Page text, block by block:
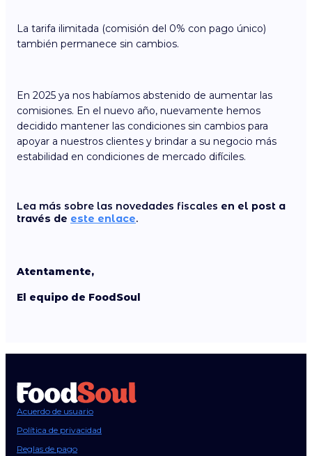
La tarifa ilimitada (comisión del 0% con pago único)
también permanece sin cambios.
En 2025 ya nos habíamos abstenido de aumentar las
comisiones. En el nuevo año, nuevamente hemos
decidido mantener las condiciones sin cambios para
apoyar a nuestros clientes y brindar a su negocio más
estabilidad en condiciones de mercado difíciles.
Lea más sobre las novedades fiscales en el post a
través de este enlace.
Atentamente,
El equipo de FoodSoul
Acuerdo de usuario
Política de privacidad
Reglas de pago